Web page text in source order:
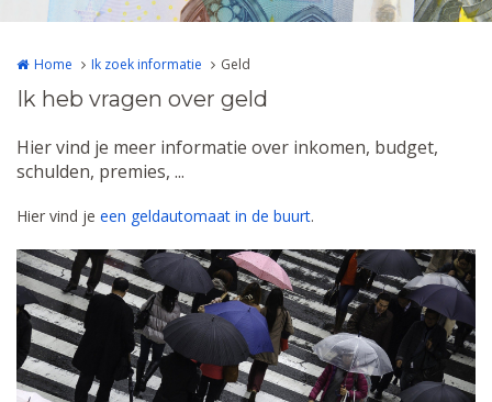
Home Ik zoek informatie Geld
Ik heb vragen over geld
Hier vind je meer informatie over inkomen, budget,
schulden, premies, ...
Hier vind je een geldautomaat in de buurt.